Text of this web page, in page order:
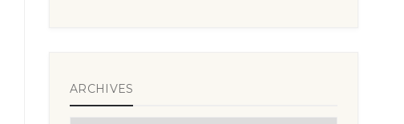
ARCHIVES